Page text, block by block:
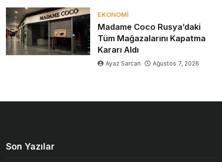
EKONOMI
Madame Coco Rusya’daki
Tüm Mağazalarını Kapatma
Kararı Aldı
Ayaz Sarcan Ağustos 7, 2026
Son Yazılar